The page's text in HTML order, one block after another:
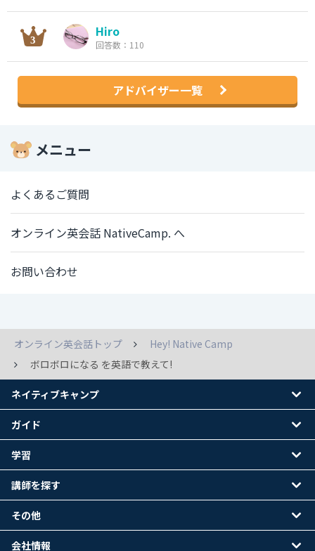
Hiro
回答数：110
アドバイザー一覧
メニュー
よくあるご質問
オンライン英会話 NativeCamp. へ
お問い合わせ
オンライン英会話トップ
Hey! Native Camp
ボロボロになる を英語で教えて!
ネイティブキャンプ
ガイド
学習
講師を探す
その他
会社情報